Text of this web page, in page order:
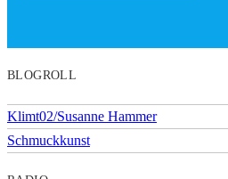
BLOGROLL
Klimt02/Susanne Hammer
Schmuckkunst